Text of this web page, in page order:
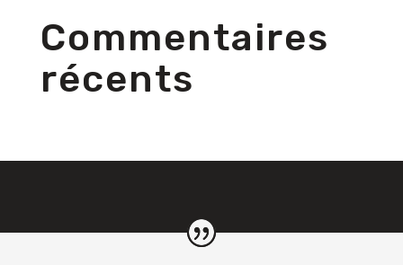
Commentaires
récents